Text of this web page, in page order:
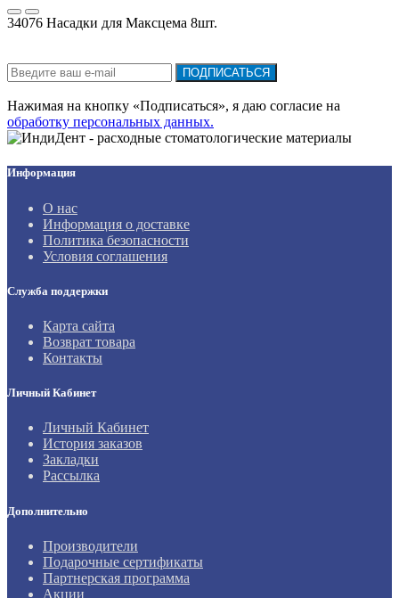
34076 Насадки для Максцема 8шт.
ПОДПИСАТЬСЯ
Нажимая на кнопку «Подписаться», я даю cогласие на
обработку персональных данных.
Информация
О нас
Информация о доставке
Политика безопасности
Условия соглашения
Служба поддержки
Карта сайта
Возврат товара
Контакты
Личный Кабинет
Личный Кабинет
История заказов
Закладки
Рассылка
Дополнительно
Производители
Подарочные сертификаты
Партнерская программа
Акции